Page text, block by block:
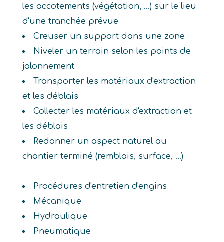
les accotements (végétation, ...) sur le lieu
d'une tranchée prévue
Creuser un support dans une zone
Niveler un terrain selon les points de
jalonnement
Transporter les matériaux d'extraction
et les déblais
Collecter les matériaux d'extraction et
les déblais
Redonner un aspect naturel au
chantier terminé (remblais, surface, ...)
Procédures d'entretien d'engins
Mécanique
Hydraulique
Pneumatique